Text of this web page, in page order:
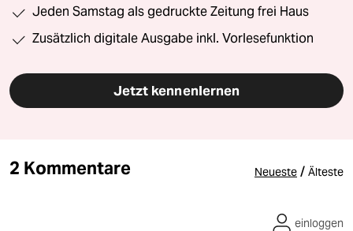
Jeden Samstag als gedruckte Zeitung frei Haus
Zusätzlich digitale Ausgabe inkl. Vorlesefunktion
Jetzt kennenlernen
2 Kommentare Neueste / Älteste
einloggen